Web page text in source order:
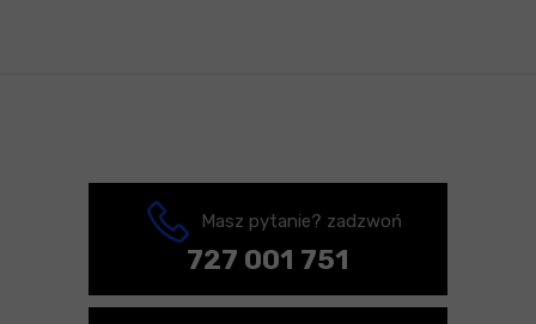
Masz pytanie? zadzwoń
727 001 751